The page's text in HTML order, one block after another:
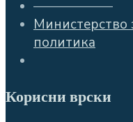
——————
Министерство
политика
Корисни врски